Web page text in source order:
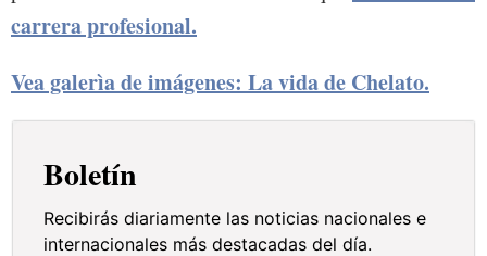
carrera profesional.
Vea galerìa de imágenes: La vida de Chelato.
Boletín
Recibirás diariamente las noticias nacionales e
internacionales más destacadas del día.